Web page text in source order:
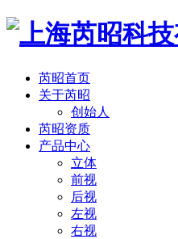
芮昭首页
关于芮昭
创始人
芮昭资质
产品中心
立体
前视
后视
左视
右视